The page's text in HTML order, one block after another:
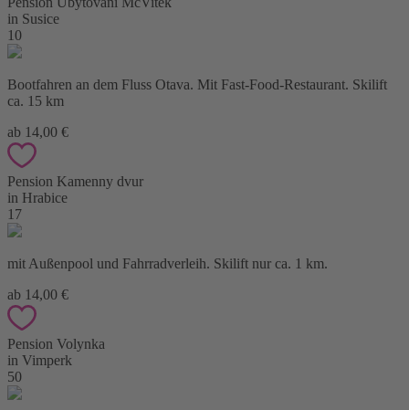
in Susice
10
Bootfahren an dem Fluss Otava. Mit Fast-Food-Restaurant. Skilift
ca. 15 km
ab 14,00 €
Pension Kamenny dvur
in Hrabice
17
mit Außenpool und Fahrradverleih. Skilift nur ca. 1 km.
ab 14,00 €
Pension Volynka
in Vimperk
50